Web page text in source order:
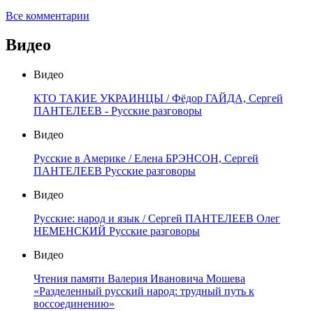
Все комментарии
Видео
Видео
КТО ТАКИЕ УКРАИНЦЫ / Фёдор ГАЙДА, Сергей
ПАНТЕЛЕЕВ - Русские разговоры
Видео
Русские в Америке / Елена БРЭНСОН, Сергей
ПАНТЕЛЕЕВ Русские разговоры
Видео
Русские: народ и язык / Сергей ПАНТЕЛЕЕВ Олег
НЕМЕНСКИЙ Русские разговоры
Видео
Чтения памяти Валерия Ивановича Мошева
«Разделенный русский народ: трудный путь к
воссоединению»